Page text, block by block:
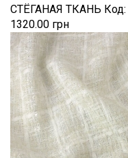
СТЁГАНАЯ ТКАНЬ Код:
1320.00 грн